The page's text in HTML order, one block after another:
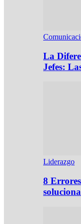
La
Jefes:
Liderazgo
8